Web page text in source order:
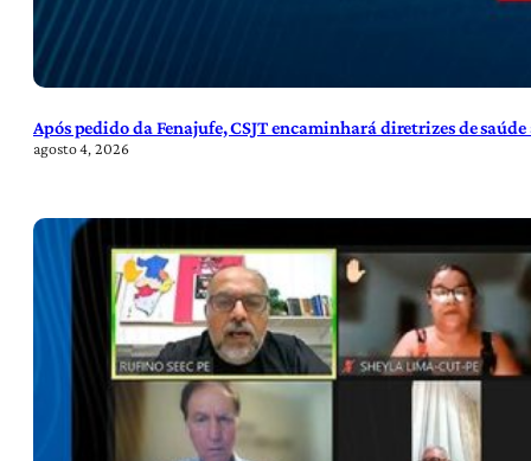
Após pedido da Fenajufe, CSJT encaminhará diretrizes de
agosto 4, 2026